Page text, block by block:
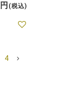
税込
4